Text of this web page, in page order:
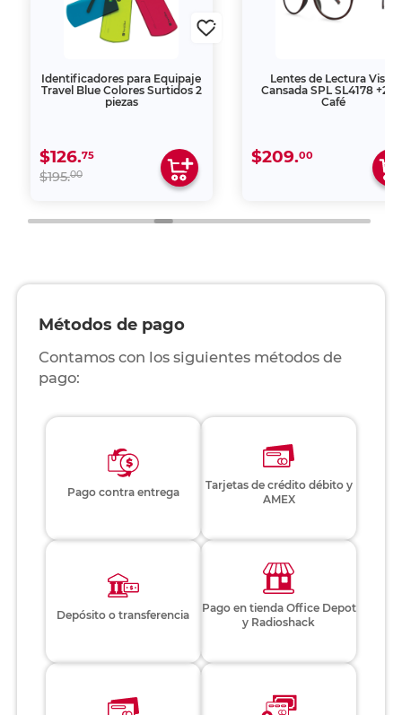
Identificadores para Equipaje
Travel Blue Colores Surtidos 2
piezas
$126.75
$195.00
Lentes de Lectura Vista
Cansada SPL SL4178
Café
$209.00
Métodos de pago
Contamos con los siguientes métodos de
pago:
Pago contra entrega
Tarjetas de crédito débito y
AMEX
Depósito o transferencia
Pago en tienda Office Depot
y Radioshack